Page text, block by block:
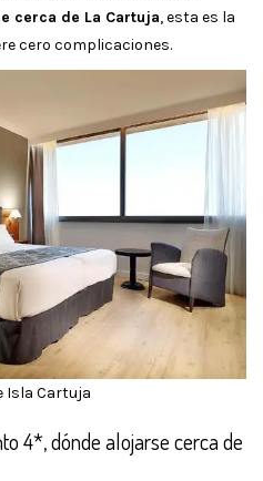
cerca de La Cartuja, esta es la
cero complicaciones.
Isla Cartuja
4*, dónde alojarse cerca de